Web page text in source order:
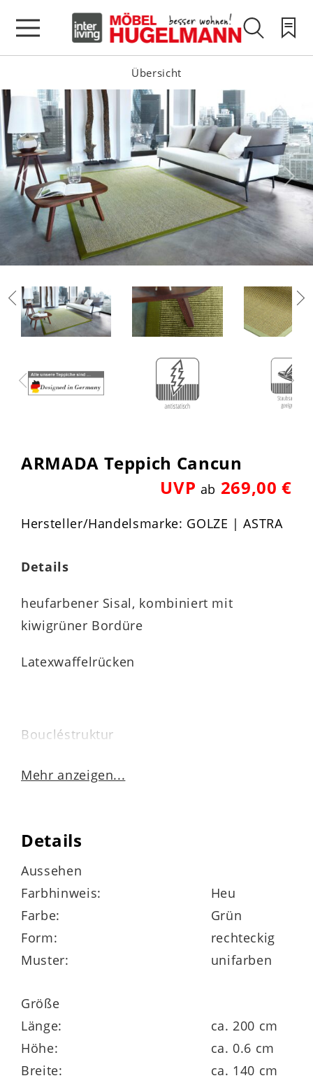
Übersicht
ARMADA Teppich Cancun
UVP ab 269,00 €
Hersteller/Handelsmarke: GOLZE | ASTRA
Details
heufarbener Sisal, kombiniert mit
kiwigrüner Bordüre
Latexwaffelrücken
Boucléstruktur
maschinell gewebt
1.900 g / m²
geeignet für Fußbodenheizung
pflegeleicht
mit der Flachdüse des Staubsaugers
antistatisch
Mehr anzeigen...
Details
Aussehen
Farbhinweis:
Heu
Farbe:
Grün
Form:
rechteckig
Muster:
unifarben
Größe
Länge:
ca. 200 cm
Höhe:
ca. 0.6 cm
Breite:
ca. 140 cm